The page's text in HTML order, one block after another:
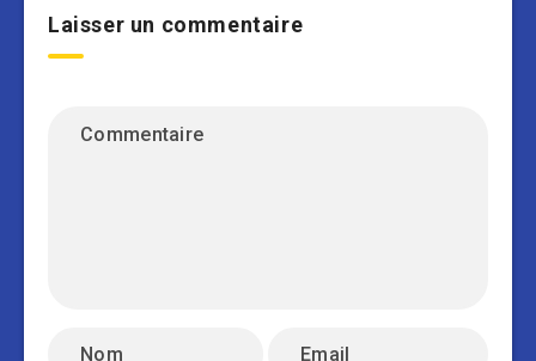
Laisser un commentaire